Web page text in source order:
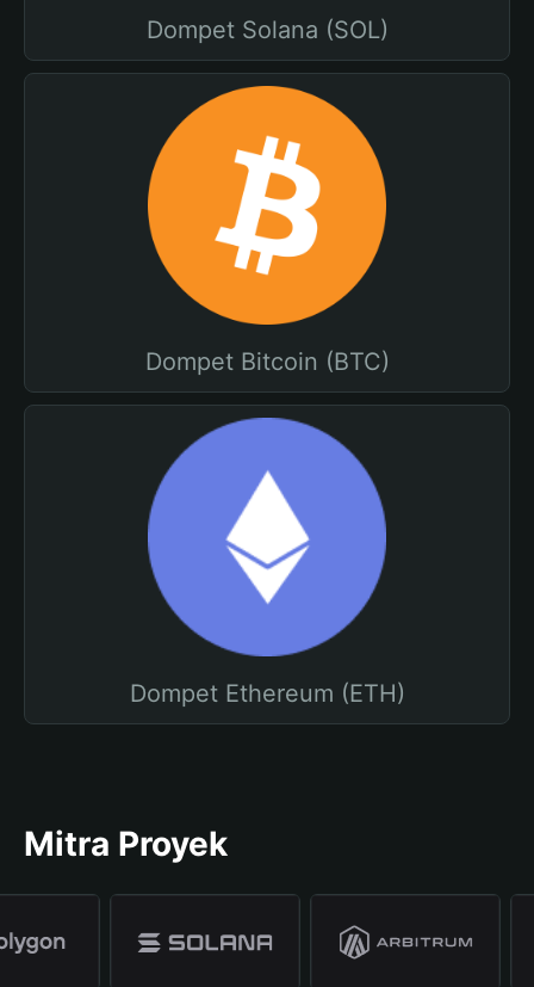
Dompet Solana (SOL)
Dompet Bitcoin (BTC)
Dompet Ethereum (ETH)
Mitra Proyek